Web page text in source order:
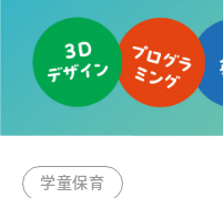
よくあるご質問
お問い合わせ
団体向け出張英会話
学童保育